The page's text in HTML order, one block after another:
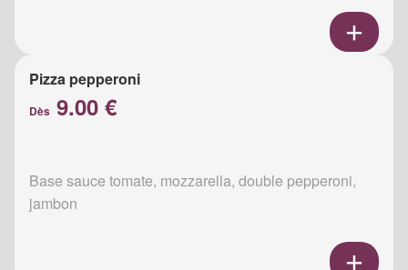
Pizza pepperoni
Dès 9.00 €
Base sauce tomate, mozzarella, double pepperoni,
jambon